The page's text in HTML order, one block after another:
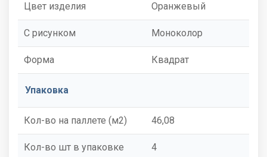
Цвет изделия Оранжевый
С рисунком Моноколор
Форма Квадрат
Упаковка
Кол-во на паллете (м2) 46,08
Кол-во шт в упаковке 4